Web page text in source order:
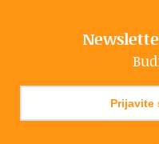
Prijavite